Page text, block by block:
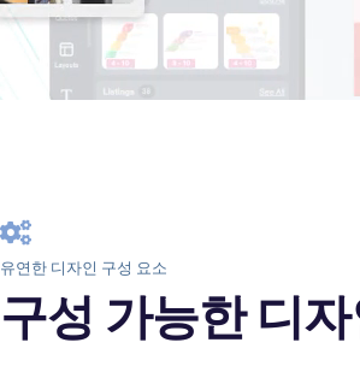
유연한 디자인 구성 요소
구성 가능한 디